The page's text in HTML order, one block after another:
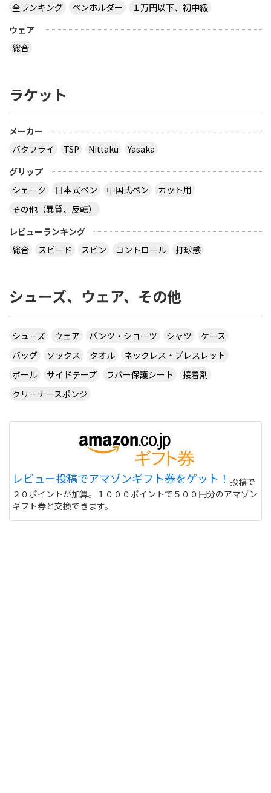
全ランキング
ペンホルダー
１万円以下、初中級
ウェア
総合
ラケット
メーカー
バタフライ
TSP Nittaku
Yasaka
グリップ
シェーク
日本式ペン 中国式ペン
カット用
その他（異質、反転）
レビューランキング
総合
スピード スピン コントロール 打球感
シューズ、ウェア、その他
シューズ ウェア パンツ・ショーツ シャツ
ケース
バッグ
ソックス タオル
ネックレス・ブレスレット
ボール
サイドテープ ラバー保護シート
接着剤
クリーナースポンジ
レビュー投稿でアマゾンギフト券をゲット！ 投稿で
２０ポイントが加算。１０００ポイントで５００円分のアマゾン
ギフト券と交換できます。